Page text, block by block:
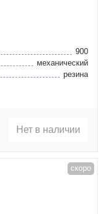
900
механический
резина
Нет в наличии
скоро